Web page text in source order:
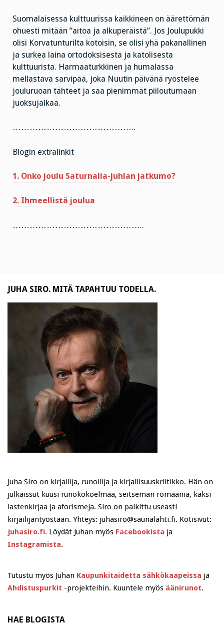
Suomalaisessa kulttuurissa kaikkineen on äärettömän
ohuesti mitään ”aitoa ja alkuperäistä”. Jos Joulupukki
olisi Korvatunturilta kotoisin, se olisi yhä pakanallinen
ja surkea laina ortodoksisesta ja katolisesta
kulttuurista. Harmaaturkkinen ja humalassa
mellastava sarvipää, joka Nuutin päivänä ryöstelee
jouluruoan tähteet ja saa pienimmät piiloutumaan
juoksujalkaa.
……………………………………..
Blogin extralinkit
1. Onko joulu Saturnalia-juhlan jatkumo?
2. Ihmeellistä joulua
………………………………………..
JUHA SIRO. MITÄ TAPAHTUU TODELLA.
Juha Siro on kirjailija, runoilija ja kirjallisuuskriitikko. Hän on
julkaissut kuusi runokokoelmaa, seitsemän romaania, kaksi
lastenkirjaa ja aforismeja. Siro on palkittu useasti
kirjailijantyöstään. Yhteys: juhasiro@saunalahti.fi. Kotisivut:
juhasiro.fi. Löydät Juhan myös Facebookista ja
Instagramista.
Tutustu myös Juhan Kaupunkitaidetta sähkökaapeissa ja
Ahdistuspurkit -projekteihin. Kuuntele myös äänirunot.
HAE BLOGISTA